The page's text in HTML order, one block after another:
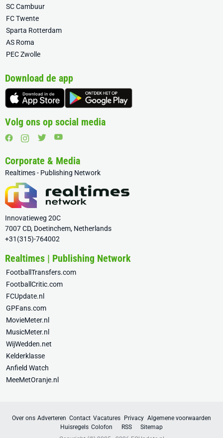
SC Cambuur
FC Twente
Sparta Rotterdam
AS Roma
PEC Zwolle
Download de app
Volg ons op social media
Corporate & Media
Realtimes - Publishing Network
Innovatieweg 20C
7007 CD, Doetinchem, Netherlands
+31(315)-764002
Realtimes | Publishing Network
FootballTransfers.com
FootballCritic.com
FCUpdate.nl
GPFans.com
MovieMeter.nl
MusicMeter.nl
WijWedden.net
Kelderklasse
Anfield Watch
MeeMetOranje.nl
Over ons Adverteren Contact Vacatures Privacy Algemene voorwaarden
Huisregels Colofon RSS
Sitemap